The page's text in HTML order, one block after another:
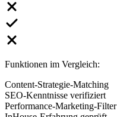
Funktionen im Vergleich:
Content-Strategie-Matching
SEO-Kenntnisse verifiziert
Performance-Marketing-Filter